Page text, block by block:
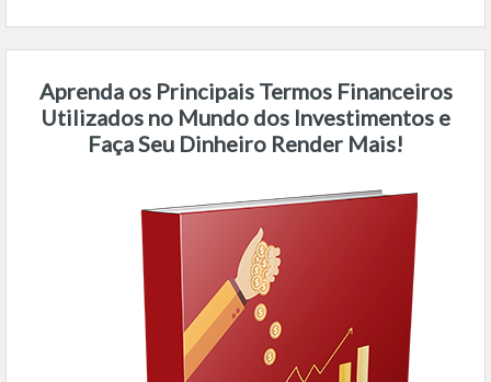
Aprenda os Principais Termos Financeiros
Utilizados no Mundo dos Investimentos e
Faça Seu Dinheiro Render Mais!